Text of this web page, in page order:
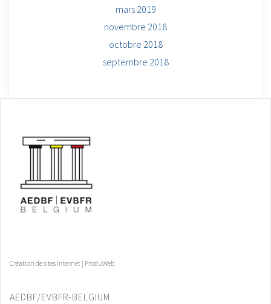
mars 2019
novembre 2018
octobre 2018
septembre 2018
Création de sites Internet | ProduWeb
AEDBF/EVBFR-BELGIUM